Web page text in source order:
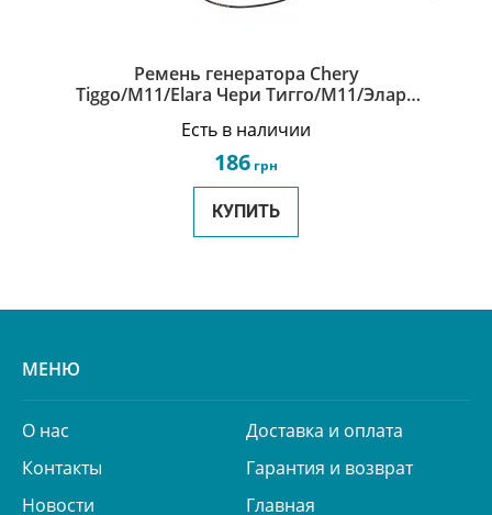
Ремень генератора Chery
Tiggo/M11/Elara Чери Тигго/М11/Элара
Есть в наличии
186 грн
КУПИТЬ
МЕНЮ
О нас
Доставка и оплата
Контакты
Гарантия и возврат
Новости
Главная